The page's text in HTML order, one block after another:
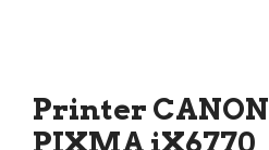
Printer CANON
PIXMA iX6770